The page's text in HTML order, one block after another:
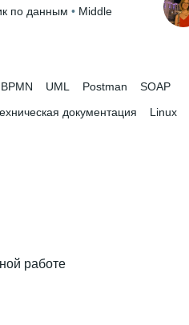
по данным • Middle
BPMN UML Postman
SOAP
документация Linux
работе